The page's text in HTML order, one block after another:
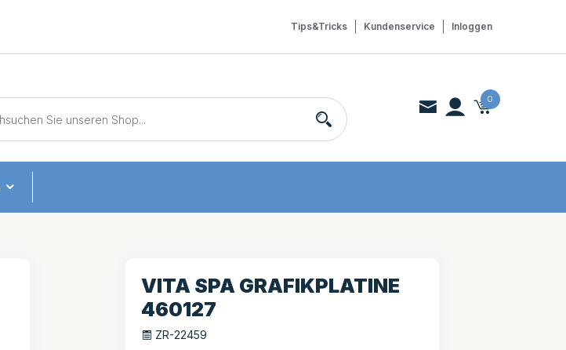
Inloggen
Kundenservice
Tips&Tricks
0
VITA SPA GRAFIKPLATINE
460127
ZR-22459